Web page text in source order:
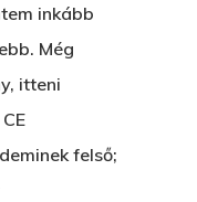
inkább
Még
itteni
felső;